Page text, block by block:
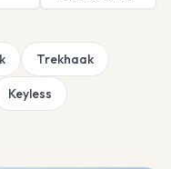
Trekhaak
Keyless